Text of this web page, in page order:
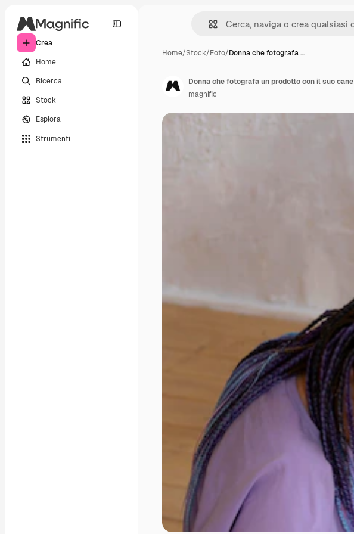
Crea
Home
Ricerca
Stock
Esplora
Strumenti
Home/Stock/Foto/Donna che fotografa …
Donna che fotografa un prodotto con il suo cane
magnific